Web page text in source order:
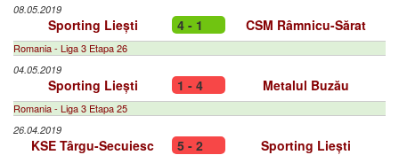
08.05.2019
Sporting Liești 4 - 1 CSM Râmnicu-Sărat
Romania - Liga 3 Etapa 26
04.05.2019
Sporting Liești 1 - 4 Metalul Buzău
Romania - Liga 3 Etapa 25
26.04.2019
KSE Târgu-Secuiesc 5 - 2 Sporting Liești